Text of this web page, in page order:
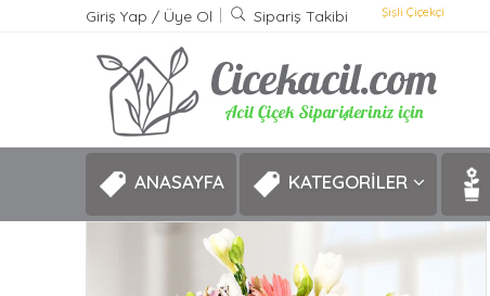
Şişli Çiçekçi
Giriş Yap / Üye Ol Sipariş Takibi
ANASAYFA KATEGORİLER